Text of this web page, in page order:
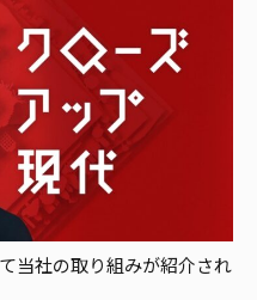
当社の取り組みが紹介され